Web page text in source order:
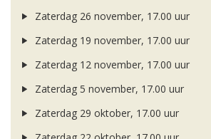
Zaterdag 26 november, 17.00 uur
Zaterdag 19 november, 17.00 uur
Zaterdag 12 november, 17.00 uur
Zaterdag 5 november, 17.00 uur
Zaterdag 29 oktober, 17.00 uur